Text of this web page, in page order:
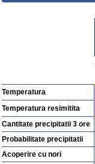
Temperatura
Temperatura resimitita
Cantitate precipitatii 3 ore
Probabilitate precipitatii
Acoperire cu nori